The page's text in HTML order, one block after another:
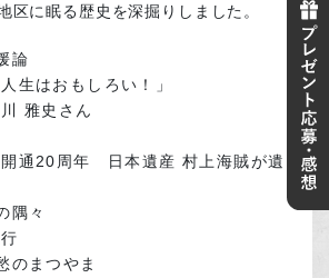
区に眠る歴史を深掘りしました。
論
生はおもしろい！」
雅史さん
開通20周年 日本遺産 村上海賊が遺
隅々
のまつやま